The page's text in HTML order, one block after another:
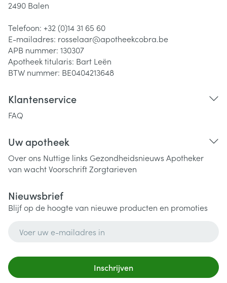
2490 Balen
Telefoon: +32 (0)14 31 65 60
E-mailadres: rosselaar@apotheekcobra.be
APB nummer: 130307
Apotheek titularis: Bart Leën
BTW nummer: BE0404213648
Klantenservice
FAQ
Uw apotheek
Over ons Nuttige links Gezondheidsnieuws Apotheker
van wachtVoorschriftZorgtarieven
Nieuwsbrief
Blijf op de hoogte van nieuwe producten en promoties
Inschrijven